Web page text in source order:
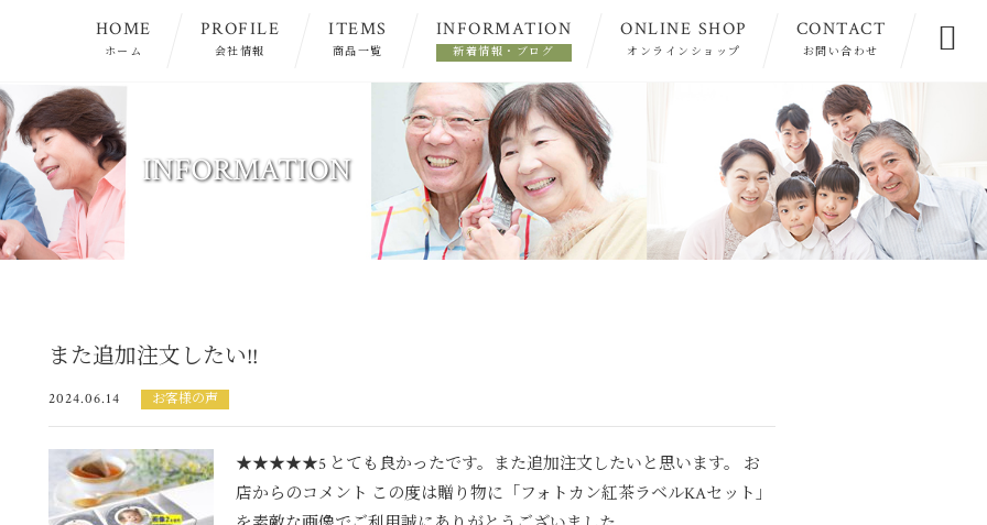
HOME
ホーム
PROFILE
会社情報
ITEMS
商品一覧
INFORMATION
新着情報・ブログ
ONLINE SHOP
オンラインショップ
CONTACT
お問い合わせ 
INFORMATION
また追加注文したい!!
2024.06.14 お客様の声
★★★★★5 とても良かったです。また追加注文したいと思います。 お
店からのコメント この度は贈り物に「フォトカン紅茶ラベルKAセット」